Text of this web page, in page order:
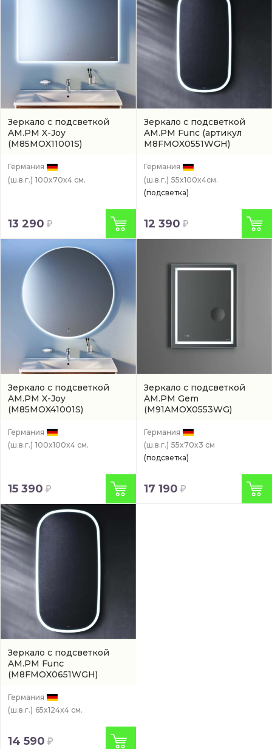
Зеркало с подсветкой
AM.PM X-Joy
(M85MOX11001S)
Германия
(ш.в.г.) 100x70x4 см.
13 290
Зеркало с подсветкой
AM.PM Func (артикул
M8FMOX0551WGH)
Германия
(ш.в.г.) 55x100x4см.
(подсветка)
12 390
Зеркало с подсветкой
AM.PM X-Joy
(M85MOX41001S)
Германия
(ш.в.г.) 100x100x4 см.
15 390
Зеркало с подсветкой
AM.PM Gem
(M91AMOX0553WG)
Германия
(ш.в.г.) 55x70x3 см
(подсветка)
17 190
Зеркало с подсветкой
AM.PM Func
(M8FMOX0651WGH)
Германия
(ш.в.г.) 65x124x4 см.
14 590